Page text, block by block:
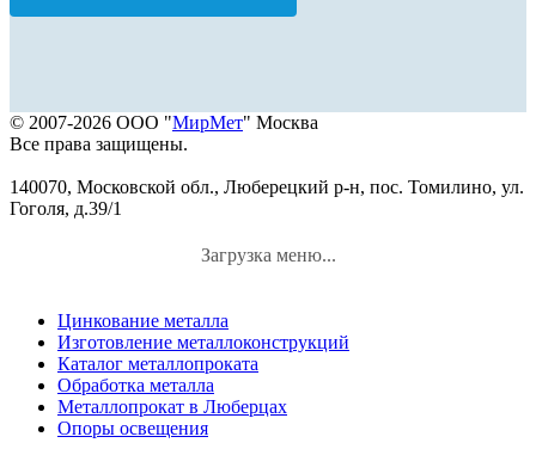
© 2007-2026 ООО "МирМет" Москва
Все права защищены.
140070, Московской обл., Люберецкий р-н, пос. Томилино, ул.
Гоголя, д.39/1
Загрузка меню...
Цинкование металла
Изготовление металлоконструкций
Каталог металлопроката
Обработка металла
Металлопрокат в Люберцах
Опоры освещения